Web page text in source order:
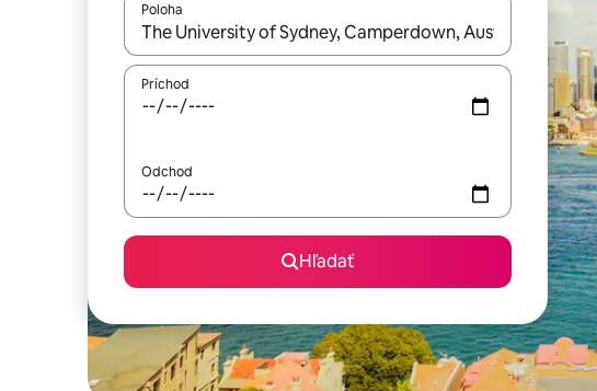
Poloha
Keď budú výsledky k dispozícii, môžete si ich prechádzať
Príchod
Odchod
Hľadať